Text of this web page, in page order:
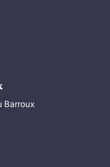
Barroux